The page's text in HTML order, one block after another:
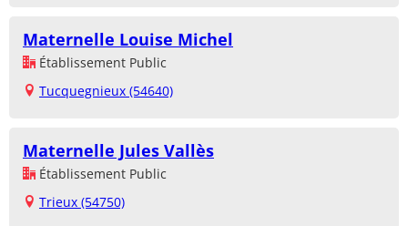
Maternelle Louise Michel
Établissement Public
Tucquegnieux (54640)
Maternelle Jules Vallès
Établissement Public
Trieux (54750)